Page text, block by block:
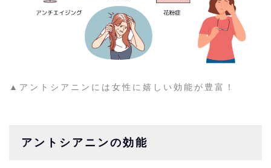
▲アントシアニンには女性に嬉しい効能が豊富！
アントシアニンの効能